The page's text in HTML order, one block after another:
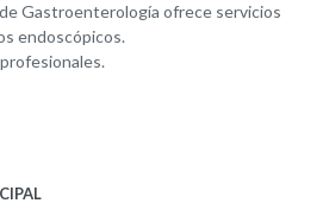
Gastroenterología ofrece servicios
endoscópicos.